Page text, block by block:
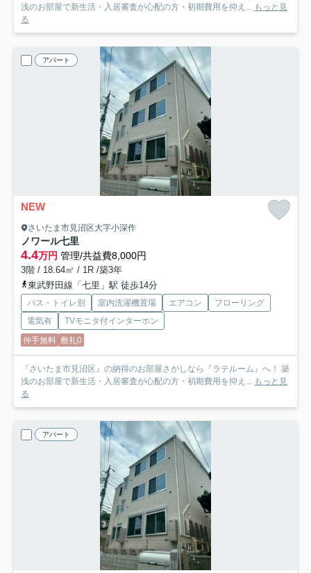
浅のお部屋で新生活・入居審査が心配の方・初期費用を抑え...
もっと見
る
アパート
NEW
さいたま市見沼区大字小深作
ノワール七里
4.4万円 管理/共益費8,000円
3階 / 18.64㎡ / 1R /築3年
東武野田線「七里」駅 徒歩14分
バス・トイレ別 室内洗濯機置場 エアコン
フローリング
電気有
TVモニタ付インターホン
仲手無料 敷礼0
『さいたま市見沼区』の納得のお部屋さがしなら『ラテルーム』へ！ 築
浅のお部屋で新生活・入居審査が心配の方・初期費用を抑え... もっと見
る
アパート